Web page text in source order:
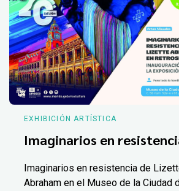
EXHIBICIÓN ARTÍSTICA
Imaginarios en
Imaginarios en resistencia de
Abraham en el Museo de la Ciudad